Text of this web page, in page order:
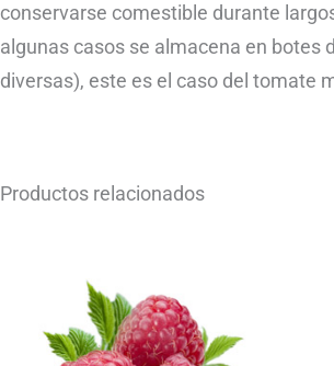
conservarse comestible durante
algunas casos se almacena en botes
diversas), este es el caso del tomate
Productos relacionados